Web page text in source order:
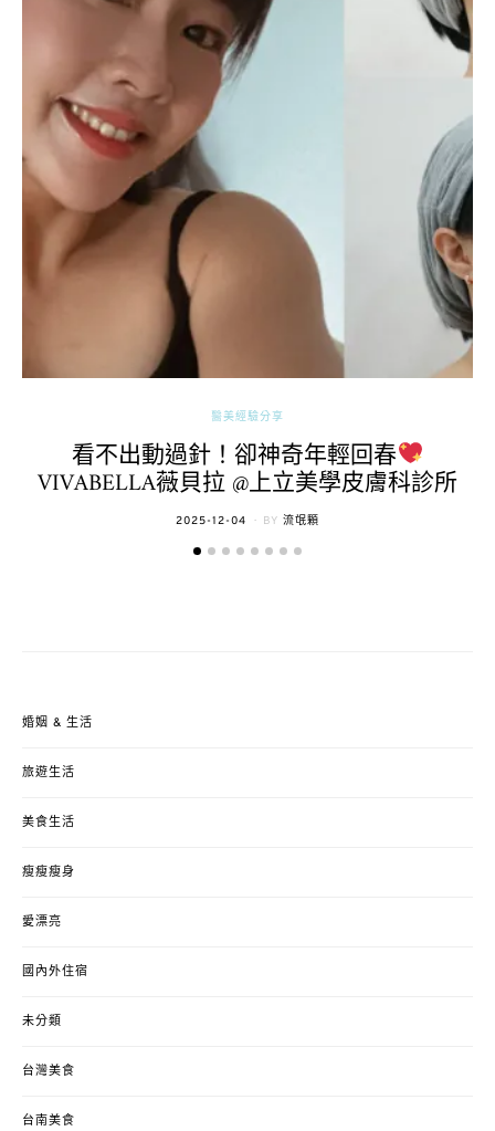
醫美經驗分享
看不出動過針！卻神奇年輕回春
VIVABELLA薇貝拉 @上立美學皮膚科診所
POSTED
2025-12-04 BY 流氓顆
婚姻 & 生活
旅遊生活
美食生活
瘦瘦瘦身
愛漂亮
國內外住宿
未分類
台灣美食
台南美食